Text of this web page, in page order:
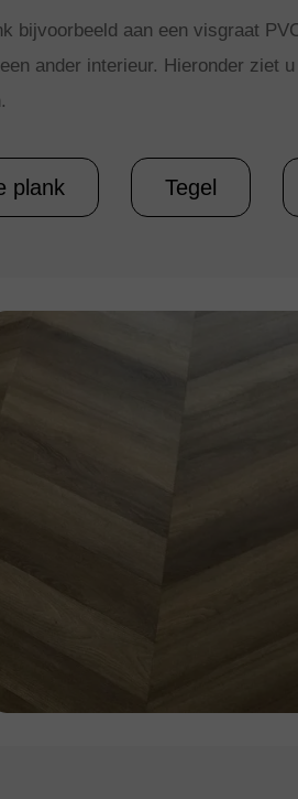
aan een visgraat
ander interieur. Hieronder ziet
plank Tegel